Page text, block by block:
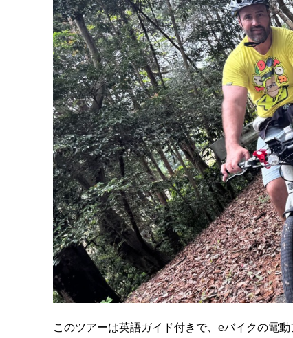
このツアーは英語ガイド付きで、eバイクの電